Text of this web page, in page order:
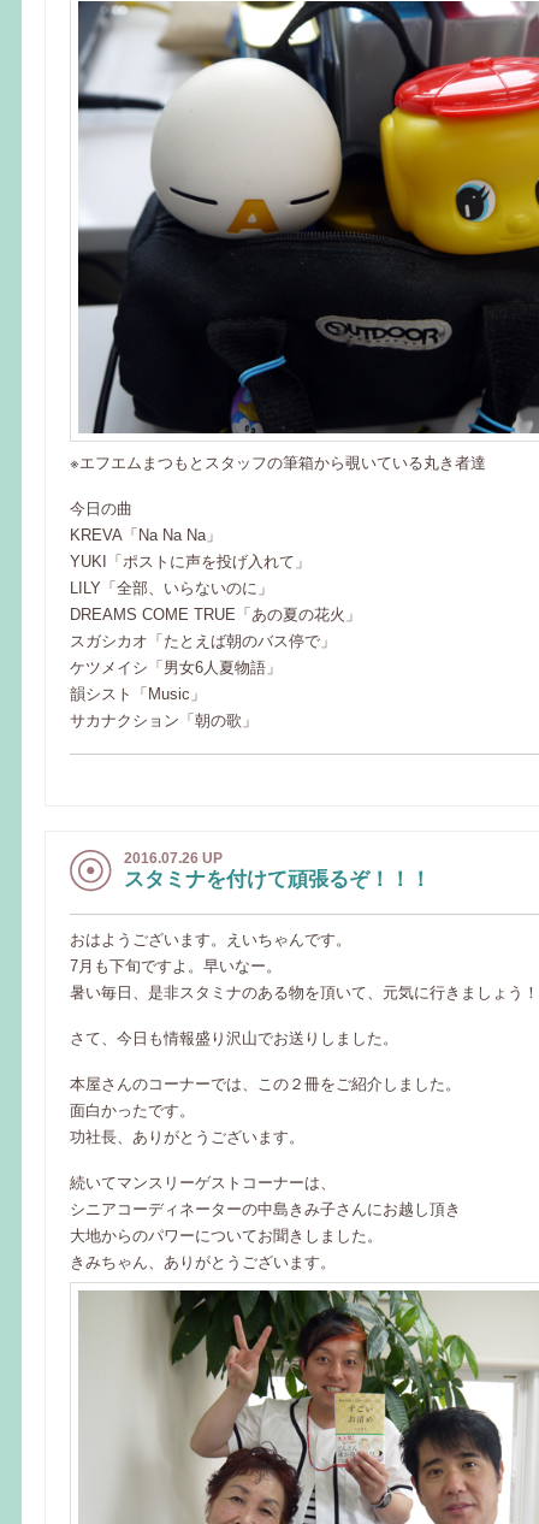
※エフエムまつもとスタッフの筆箱から覗いている丸き者達
今日の曲
KREVA「Na Na Na」
YUKI「ポストに声を投げ入れて」
LILY「全部、いらないのに」
DREAMS COME TRUE「あの夏の花火」
スガシカオ「たとえば朝のバス停で」
ケツメイシ「男女6人夏物語」
韻シスト「Music」
サカナクション「朝の歌」
2016.07.26 UP
スタミナを付けて頑張るぞ！！！
おはようございます。えいちゃんです。
7月も下旬ですよ。早いなー。
暑い毎日、是非スタミナのある物を頂いて、元気に行きましょう
さて、今日も情報盛り沢山でお送りしました。
本屋さんのコーナーでは、この２冊をご紹介しました。
面白かったです。
功社長、ありがとうございます。
続いてマンスリーゲストコーナーは、
シニアコーディネーターの中島きみ子さんにお越し頂き
大地からのパワーについてお聞きしました。
きみちゃん、ありがとうございます。